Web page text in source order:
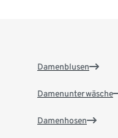
Damenblusen
Damenunterwäsche
Damenhosen